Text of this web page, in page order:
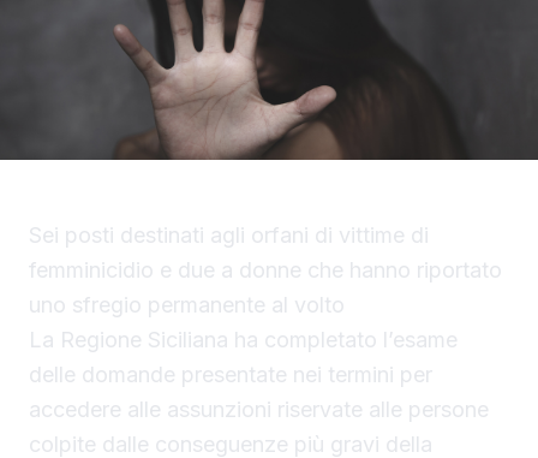
Sei posti destinati agli orfani di vittime di
femminicidio e due a donne che hanno riportato
uno sfregio permanente al volto
La Regione Siciliana ha completato l’esame
delle domande presentate nei termini per
accedere alle assunzioni riservate alle persone
colpite dalle conseguenze più gravi della